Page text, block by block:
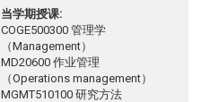
当学期授课
COGE500300 管理学
（Management）
MD20600 作业管理
（Operations management）
MGMT510100 研究方法